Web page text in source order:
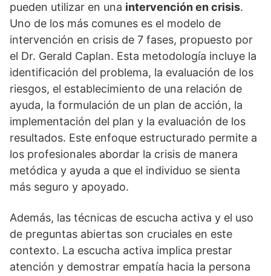
pueden utilizar en una intervención en crisis.
Uno de los más comunes es el modelo de
intervención en crisis de 7 fases, propuesto por
el Dr. Gerald Caplan. Esta metodologí­a incluye la
identificación del problema, la evaluación de los
riesgos, el establecimiento de una relación de
ayuda, la formulación de un plan de acción, la
implementación del plan y la evaluación de los
resultados. Este enfoque estructurado permite a
los profesionales abordar la crisis de manera
metódica y ayuda a que el individuo se sienta
más seguro y apoyado.
Además, las técnicas de escucha activa y el uso
de preguntas abiertas son cruciales en este
contexto. La escucha activa implica prestar
atención y demostrar empatí­a hacia la persona